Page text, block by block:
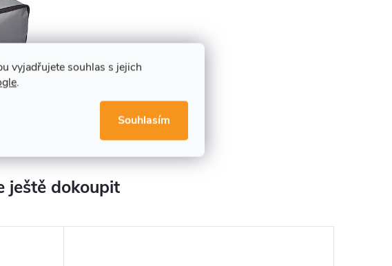
vyjadřujete souhlas s jejich
.
Souhlasím
ještě dokoupit